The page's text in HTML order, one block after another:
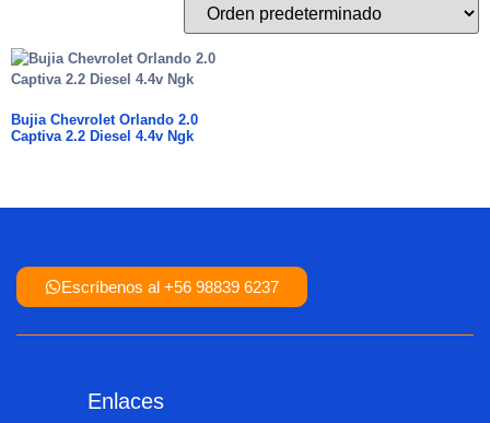
Bujia Chevrolet Orlando 2.0
Captiva 2.2 Diesel 4.4v Ngk
Escríbenos al +56 98839 6237
Enlaces